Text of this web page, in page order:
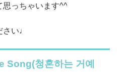
思っちゃいます^^
さい♩
청혼하는 거예